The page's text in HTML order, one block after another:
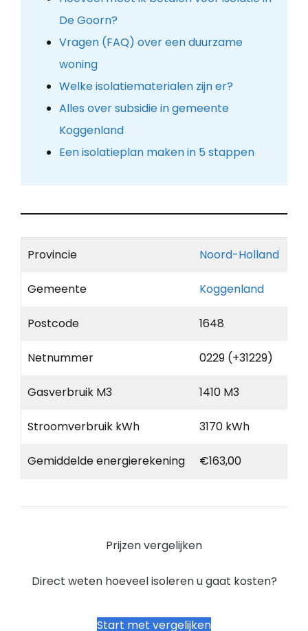
De Goorn?
Vragen (FAQ) over een duurzame
woning
Welke isolatiematerialen zijn er?
Alles over subsidie in gemeente
Koggenland
Een isolatieplan maken in 5 stappen
Provincie Noord-Holland
Gemeente Koggenland
Postcode 1648
Netnummer 0229 (+31229)
Gasverbruik M3 1410 M3
Stroomverbruik kWh 3170 kWh
Gemiddelde energierekening €163,00
Prijzen vergelijken
Direct weten hoeveel isoleren u gaat kosten?
Start met vergelijken